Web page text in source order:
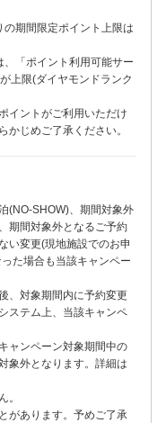
期間限定ポイント上限は
「ポイント利用可能サー
上限(ダイヤモンドランク
イントがご利用いただけ
かじめご了承ください。
(NO-SHOW)、期間対象外
期間対象外となるご予約
い変更(現地施設でのお申
た場合も当該キャンペー
、対象期間内に予約変更
ステム上、当該キャンペ
ャンペーン対象期間中の
象外となります。詳細は
。
があります。予めご了承